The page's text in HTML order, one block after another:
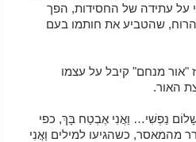
על עתידה של החסידות, הפך
שהטביע את חותמו בעם
"אור מנחם" קיבל על עצמו
האור.
נַפְשִׁי… וַאֲנִי אֶבְטַח בָּךְ, כפי
מהמאסר, כשהגיעו למילים וַאֲנִי